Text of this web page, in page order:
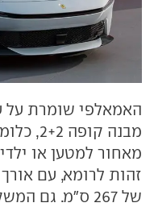
האמאלפי שומרת על
מבנה
מאחור למטען או
של 267 ס"מ. גם